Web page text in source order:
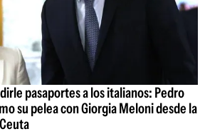
pasaportes a los italianos: Pedro
su pelea con Giorgia Meloni desde la